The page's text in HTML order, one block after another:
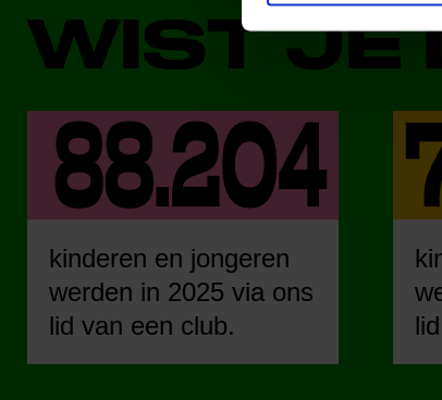
WIST JE
kinderen en jongeren
werden in 2025 via ons
lid van een club.